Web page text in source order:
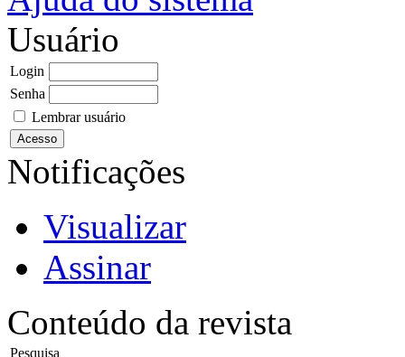
Usuário
Login
Senha
Lembrar usuário
Notificações
Visualizar
Assinar
Conteúdo da revista
Pesquisa